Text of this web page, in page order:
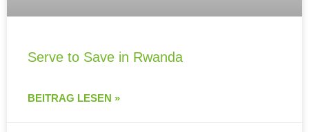
Serve to Save in Rwanda
BEITRAG LESEN »